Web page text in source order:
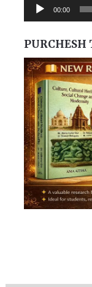
00:00
PURCHESH